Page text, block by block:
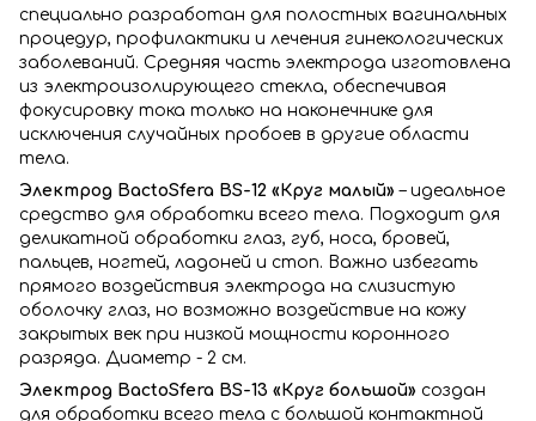
специально разработан для полостных вагинальных
процедур, профилактики и лечения гинекологических
заболеваний. Средняя часть электрода изготовлена
из электроизолирующего стекла, обеспечивая
фокусировку тока только на наконечнике для
исключения случайных пробоев в другие области
тела.
Электрод BactoSfera BS-12 «Круг малый»– идеальное
средство для обработки всего тела. Подходит для
деликатной обработки глаз, губ, носа, бровей,
пальцев, ногтей, ладоней и стоп. Важно избегать
прямого воздействия электрода на слизистую
оболочку глаз, но возможно воздействие на кожу
закрытых век при низкой мощности коронного
разряда. Диаметр - 2 см.
Электрод BactoSfera BS-13 «Круг большой» создан
для обработки всего тела с большой контактной